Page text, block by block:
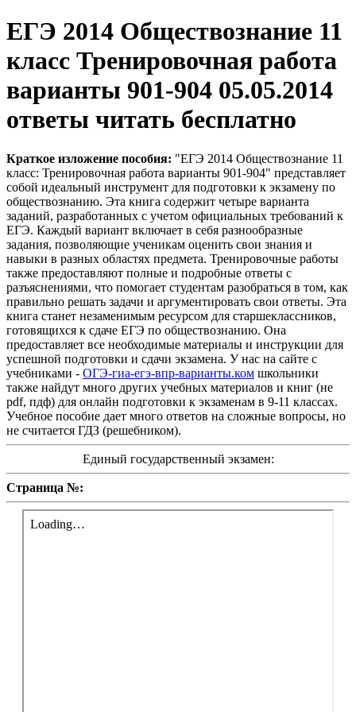
ЕГЭ 2014 Обществознание 11
класс Тренировочная работа
варианты 901-904 05.05.2014
ответы читать бесплатно
Краткое изложение пособия: "ЕГЭ 2014 Обществознание 11
класс: Тренировочная работа варианты 901-904" представляет
собой идеальный инструмент для подготовки к экзамену по
обществознанию. Эта книга содержит четыре варианта
заданий, разработанных с учетом официальных требований к
ЕГЭ. Каждый вариант включает в себя разнообразные
задания, позволяющие ученикам оценить свои знания и
навыки в разных областях предмета. Тренировочные работы
также предоставляют полные и подробные ответы с
разъяснениями, что помогает студентам разобраться в том, как
правильно решать задачи и аргументировать свои ответы. Эта
книга станет незаменимым ресурсом для старшеклассников,
готовящихся к сдаче ЕГЭ по обществознанию. Она
предоставляет все необходимые материалы и инструкции для
успешной подготовки и сдачи экзамена. У нас на сайте с
учебниками - ОГЭ-гиа-егэ-впр-варианты.ком школьники
также найдут много других учебных материалов и книг (не
pdf, пдф) для онлайн подготовки к экзаменам в 9-11 классах.
Учебное пособие дает много ответов на сложные вопросы, но
не считается ГДЗ (решебником).
Единый государственный экзамен:
Страница №: